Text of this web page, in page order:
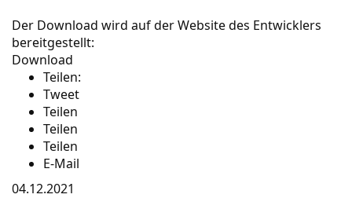
Der Download wird auf der Website des Entwicklers
bereitgestellt:
Download
Teilen:
Tweet
Teilen
Teilen
Teilen
E-Mail
04.12.2021